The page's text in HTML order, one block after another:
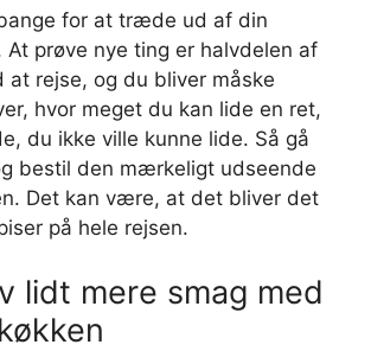
for at træde ud af din
At prøve nye ting er halvdelen af
at rejse, og du bliver måske
hvor meget du kan lide en ret,
du ikke ville kunne lide. Så gå
bestil den mærkeligt udseende
Det kan være, at det bliver det
på hele rejsen.
lidt mere smag med